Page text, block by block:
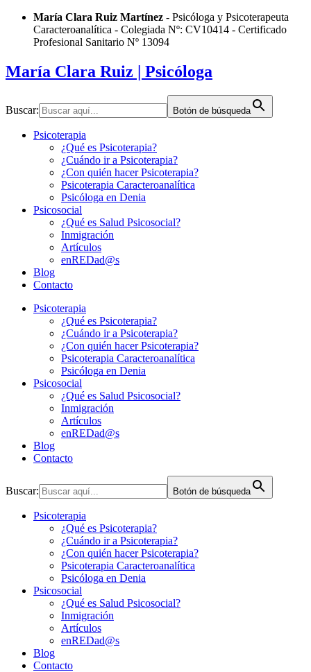
Saltar
contenido
María Clara Ruiz Martínez - Psicóloga y Psicoterapeuta
Caracteroanalítica - Colegiada Nº: CV10414 - Certificado
Profesional Sanitario Nº 13094
María Clara Ruiz | Psicóloga
Buscar: Botón de búsqueda
Psicoterapia
¿Qué es Psicoterapia?
¿Cuándo ir a Psicoterapia?
¿Con quién hacer Psicoterapia?
Psicoterapia Caracteroanalítica
Psicóloga en Denia
Psicosocial
¿Qué es Salud Psicosocial?
Inmigración
Artículos
enREDad@s
Blog
Contacto
Psicoterapia
¿Qué es Psicoterapia?
¿Cuándo ir a Psicoterapia?
¿Con quién hacer Psicoterapia?
Psicoterapia Caracteroanalítica
Psicóloga en Denia
Psicosocial
¿Qué es Salud Psicosocial?
Inmigración
Artículos
enREDad@s
Blog
Contacto
Buscar: Botón de búsqueda
Psicoterapia
¿Qué es Psicoterapia?
¿Cuándo ir a Psicoterapia?
¿Con quién hacer Psicoterapia?
Psicoterapia Caracteroanalítica
Psicóloga en Denia
Psicosocial
¿Qué es Salud Psicosocial?
Inmigración
Artículos
enREDad@s
Blog
Contacto